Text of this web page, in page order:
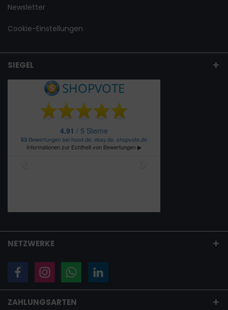
Newsletter
Cookie-Einstellungen
SIEGEL
NETZWERKE
ZAHLUNGSARTEN